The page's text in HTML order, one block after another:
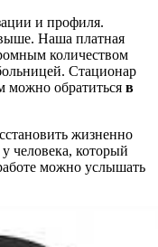
и профиля.
Наша платная
количеством
Стационар
можно обратиться в
жизненно
человека, который
можно услышать